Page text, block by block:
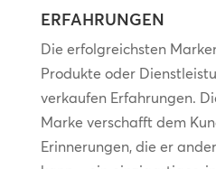
ERFAHRUNGEN
Die erfolgreichsten
Produkte oder
verkaufen Erfahrungen.
Marke verschafft dem
Erinnerungen, die er